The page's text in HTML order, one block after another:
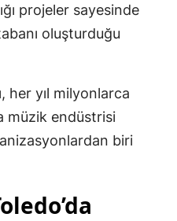
projeler sayesinde
oluşturduğu
her yıl milyonlarca
müzik endüstrisi
biri
’da